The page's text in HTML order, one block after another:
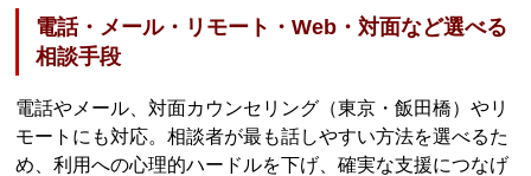
電話・メール・リモート・Web・対面など選べる
相談手段
電話やメール、対面カウンセリング（東京・飯田橋）やリ
モートにも対応。相談者が最も話しやすい方法を選べるた
め、利用への心理的ハードルを下げ、確実な支援につなげ